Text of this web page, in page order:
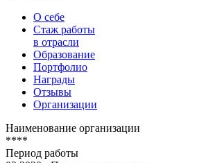
О себе
Стаж работы
в отрасли
Образование
Портфолио
Награды
Отзывы
Организации
Наименование организации
****
Период работы